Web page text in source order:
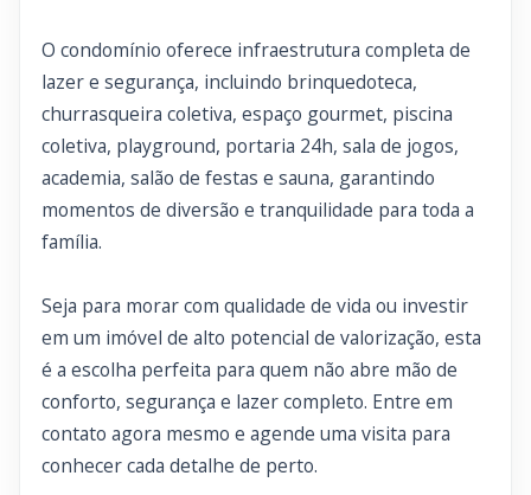
O condomínio oferece infraestrutura completa de
lazer e segurança, incluindo brinquedoteca,
churrasqueira coletiva, espaço gourmet, piscina
coletiva, playground, portaria 24h, sala de jogos,
academia, salão de festas e sauna, garantindo
momentos de diversão e tranquilidade para toda a
família.
Seja para morar com qualidade de vida ou investir
em um imóvel de alto potencial de valorização, esta
é a escolha perfeita para quem não abre mão de
conforto, segurança e lazer completo. Entre em
contato agora mesmo e agende uma visita para
conhecer cada detalhe de perto.